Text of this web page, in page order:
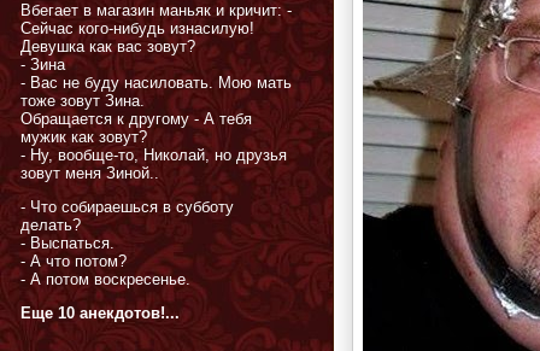
Вбегает в магазин маньяк и кричит: -
Сейчас кого-нибудь изнасилую!
Девушка как вас зовут?
- Зина
- Вас не буду насиловать. Мою мать
тоже зовут Зина.
Обращается к другому - А тебя
мужик как зовут?
- Ну, вообще-то, Николай, но друзья
зовут меня Зиной..
- Что собираешься в субботу
делать?
- Выспаться.
- А что потом?
- А потом воскресенье.
Еще 10 анекдотов!...